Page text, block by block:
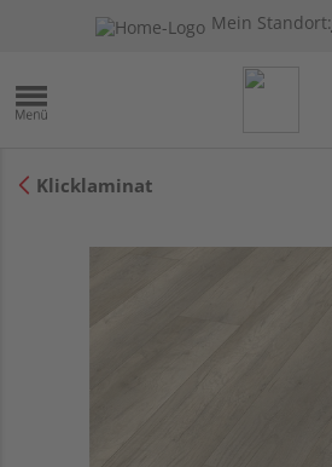
Mein Standort:
Klicklaminat